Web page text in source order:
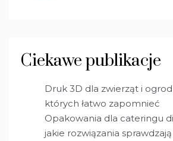
Ciekawe publikacje
Druk 3D dla zwierząt i
których łatwo zapomnieć
Opakowania dla cateringu
jakie rozwiązania